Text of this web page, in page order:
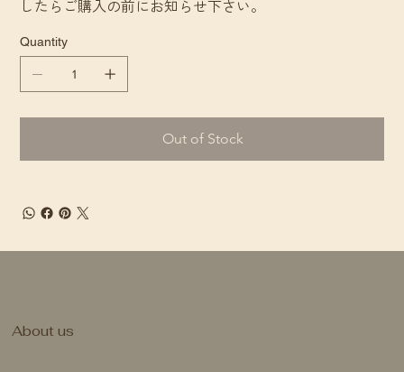
したらご購入の前にお知らせ下さい。
Quantity
Out of Stock
About us